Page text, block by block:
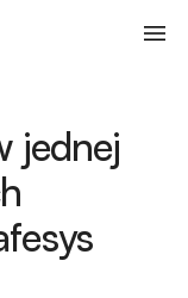
jednej